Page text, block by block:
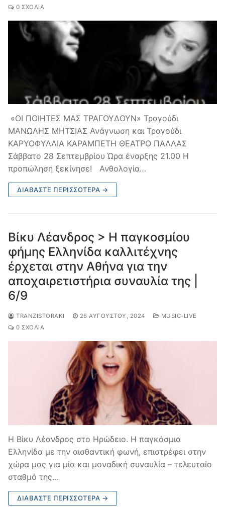
0 ΣΧΌΛΙΑ
«ΟΙ ΠΟΙΗΤΕΣ ΜΑΣ ΤΡΑΓΟΥΔΟΥΝ» Τραγούδι
ΜΑΝΩΛΗΣ ΜΗΤΣΙΑΣ Ανάγνωση και Τραγούδι
ΚΑΡΥΟΦΥΛΛΙΑ ΚΑΡΑΜΠΕΤΗ ΘΕΑΤΡΟ ΠΑΛΛΑΣ
Σάββατο 28 Σεπτεμβρίου Ώρα έναρξης 21.00 Η
προπώληση ξεκίνησε! Ανθολογία…
ΔΙΑΒΆΣΤΕ ΠΕΡΙΣΣΌΤΕΡΑ →
Βίκυ Λέανδρος > Η παγκοσμίου
φήμης Ελληνίδα καλλιτέχνης
έρχεται στην Αθήνα για την
αποχαιρετιστήρια συναυλία της |
6/9
TRANZISTORAKI 26 ΑΥΓΟΎΣΤΟΥ, 2024
MUSIC-LIVE
0 ΣΧΌΛΙΑ
Η Βίκυ Λέανδρος στο Ηρώδειο. Η παγκόσμια
Ελληνίδα με την αισθαντική φωνή, επιστρέφει στην
χώρα μας για μία και μοναδική συναυλία – τελευταίο
σταθμό της…
ΔΙΑΒΆΣΤΕ ΠΕΡΙΣΣΌΤΕΡΑ →